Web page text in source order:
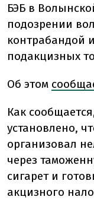
БЭБ в
подозрении
контрабандой
подакцизных
Об этом
Как
установлено,
организовал
через
сигарет и
акцизного